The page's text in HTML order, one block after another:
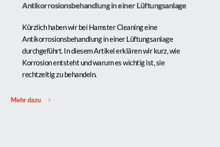
Antikorrosionsbehandlung in einer Lüftungsanlage
Kürzlich haben wir bei Hamster Cleaning eine
Antikorrosionsbehandlung in einer Lüftungsanlage
durchgeführt. In diesem Artikel erklären wir kurz, wie
Korrosion entsteht und warum es wichtig ist, sie
rechtzeitig zu behandeln.
Mehr dazu